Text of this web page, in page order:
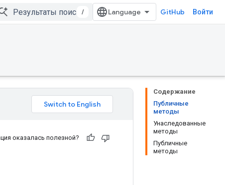
/ GitHub Войти
Содержание
Публичные
методы
Унаследованные
методы
Публичные
методы
оказалась полезной?